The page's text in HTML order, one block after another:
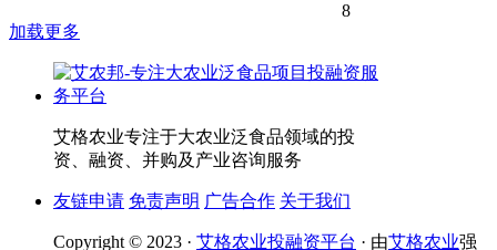
8
加载更多
艾格农业专注于大农业泛食品领域的投
资、融资、并购及产业咨询服务
友链申请 免责声明 广告合作 关于我们
Copyright © 2023 · 艾格农业投融资平台 · 由艾格农业强